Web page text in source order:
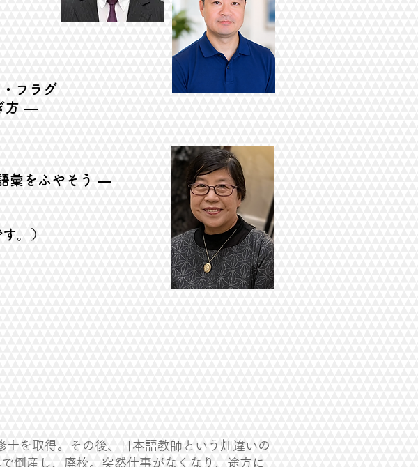
フラグ
方 ―
彙をふやそう ―
。）
を取得。その後、日本語教師という畑違いの
倒産し、廃校。突然仕事がなくなり、途方に